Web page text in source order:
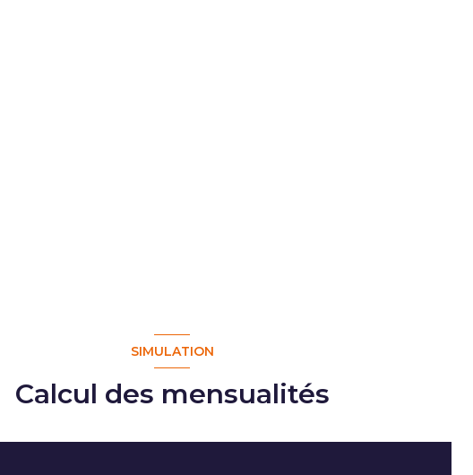
SIMULATION
Calcul des mensualités